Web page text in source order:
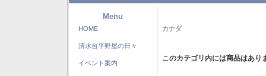
Menu
HOME
清水台平野屋の日々
イベント案内
カナダ
このカテゴリ内には商品はあり